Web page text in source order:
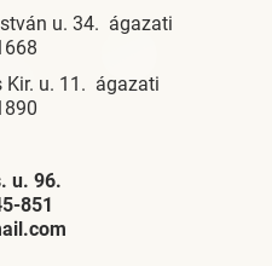
u. 34. ágazati
Kir. u. 11. ágazati
u. 96.
851